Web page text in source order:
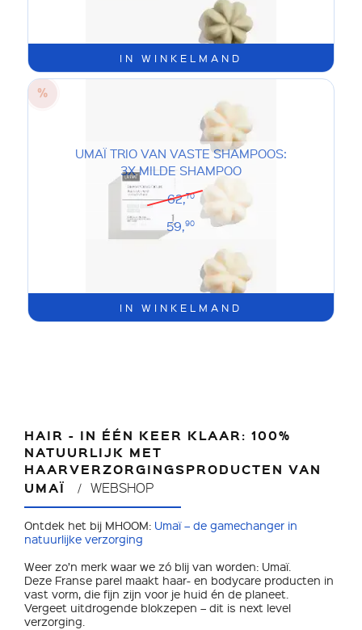
IN WINKELMAND
IN WINKELMAND
UMAÏ TRIO VAN VASTE SHAMPOOS:
3X MILDE SHAMPOO
62,70
59,90
HAIR - IN ÉÉN KEER KLAAR: 100%
NATUURLIJK MET
HAARVERZORGINGSPRODUCTEN VAN
UMAÏ
WEBSHOP
Ontdek het bij MHOOM: Umaï – de gamechanger in
natuurlijke verzorging
Weer zo’n merk waar we zó blij van worden: Umaï.
Deze Franse parel maakt haar- en bodycare producten in
vast vorm, die fijn zijn voor je huid én de planeet.
Vergeet uitdrogende blokzepen – dit is next level
verzorging.